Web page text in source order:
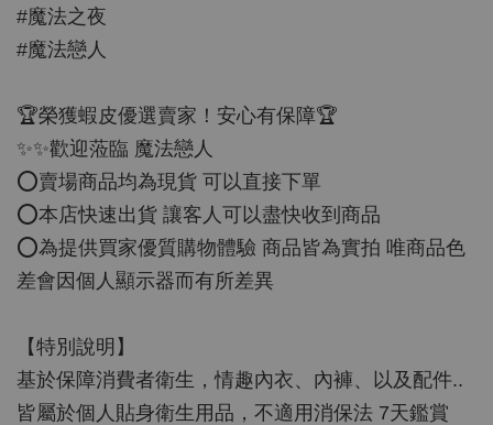
#魔法之夜
#魔法戀人
🏆榮獲蝦皮優選賣家！安心有保障🏆
✨✨歡迎蒞臨 魔法戀人
⭕️賣場商品均為現貨 可以直接下單
⭕️本店快速出貨 讓客人可以盡快收到商品
⭕️為提供買家優質購物體驗 商品皆為實拍 唯商品色
差會因個人顯示器而有所差異
【特別說明】
基於保障消費者衛生，情趣內衣、內褲、以及配件..
皆屬於個人貼身衛生用品，不適用消保法 7天鑑賞